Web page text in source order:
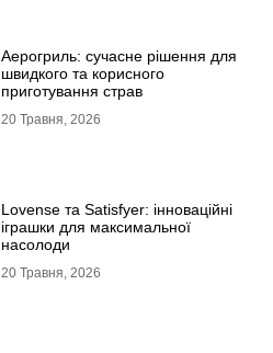
Аерогриль: сучасне рішення для
швидкого та корисного
приготування страв
20 Травня, 2026
Lovense та Satisfyer: інноваційні
іграшки для максимальної
насолоди
20 Травня, 2026